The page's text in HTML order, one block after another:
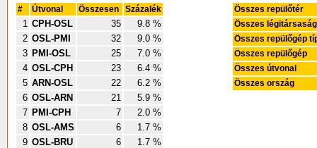
# Útvonal Összesen Százalék
1 CPH-OSL 35
9.8 %
2 OSL-PMI 32
9.0 %
3 PMI-OSL 25
7.0 %
4 OSL-CPH 23
6.4 %
5 ARN-OSL 22
6.2 %
6 OSL-ARN 21
5.9 %
7 PMI-CPH 7
2.0 %
8 OSL-AMS 6
1.7 %
9 OSL-BRU 6
1.7 %
Összes repülőtér
Összes légitársaság
Összes repülőgép
Összes repülőgép
Összes útvonal
Összes ország